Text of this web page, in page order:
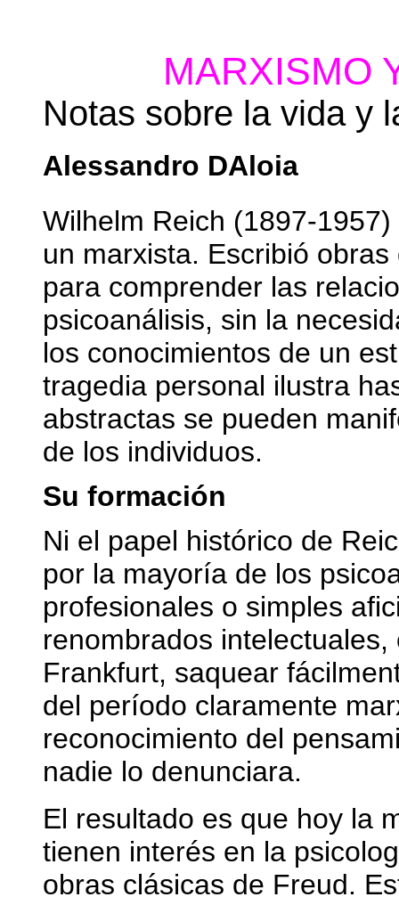
MARXISMO
Notas sobre la vida y
Alessandro DAloia
Wilhelm Reich (1897-
un marxista. Escribió
para comprender las
psicoanálisis, sin la
los conocimientos de un
tragedia personal ilustra
abstractas se pueden
de los individuos.
Su formación
Ni el papel histórico de
por la mayoría de los
profesionales o simples
renombrados
Frankfurt, saquear
del período claramente
reconocimiento del
nadie lo denunciara.
El resultado es que hoy la
tienen interés en la
obras clásicas de Freud.